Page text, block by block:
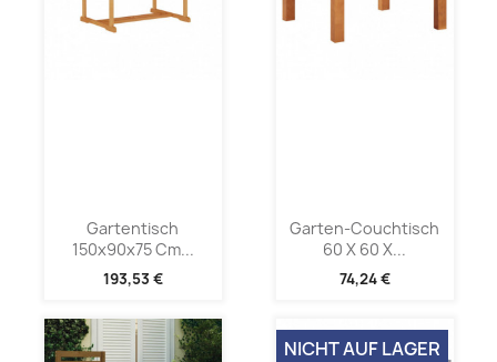
Gartentisch
150x90x75 Cm...
193,53 €
Garten-Couchtisch
60 X 60 X...
74,24 €
NICHT AUF LAGER